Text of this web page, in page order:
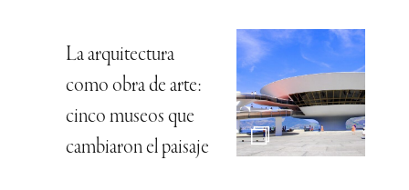
La arquitectura
como obra de arte:
cinco museos que
cambiaron el paisaje